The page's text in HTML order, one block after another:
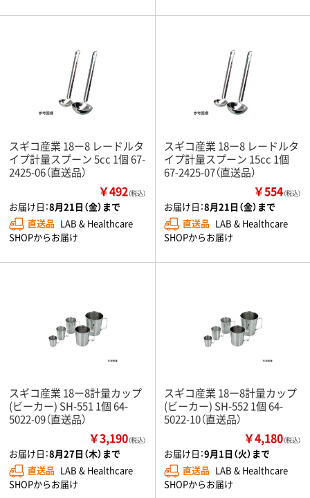
スギコ産業 18ー8 レードルタ
イプ計量スプーン 5cc 1個 67-
2425-06（直送品）
￥492（税込）
お届け日：8月21日（金）まで
直送品 LAB & Healthcare
SHOPからお届け
スギコ産業 18ー8 レードルタ
イプ計量スプーン 15cc 1個
67-2425-07（直送品）
￥554（税込）
お届け日：8月21日（金）まで
直送品 LAB & Healthcare
SHOPからお届け
スギコ産業 18ー8計量カップ
(ビーカー) SH-551 1個 64-
5022-09（直送品）
￥3,190（税込）
お届け日：8月27日（木）まで
直送品 LAB & Healthcare
SHOPからお届け
スギコ産業 18ー8計量カップ
(ビーカー) SH-552 1個 64-
5022-10（直送品）
￥4,180（税込）
お届け日：9月1日（火）まで
直送品 LAB & Healthcare
SHOPからお届け